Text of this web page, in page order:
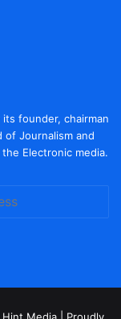
its founder, chairman
of Journalism and
Electronic media.